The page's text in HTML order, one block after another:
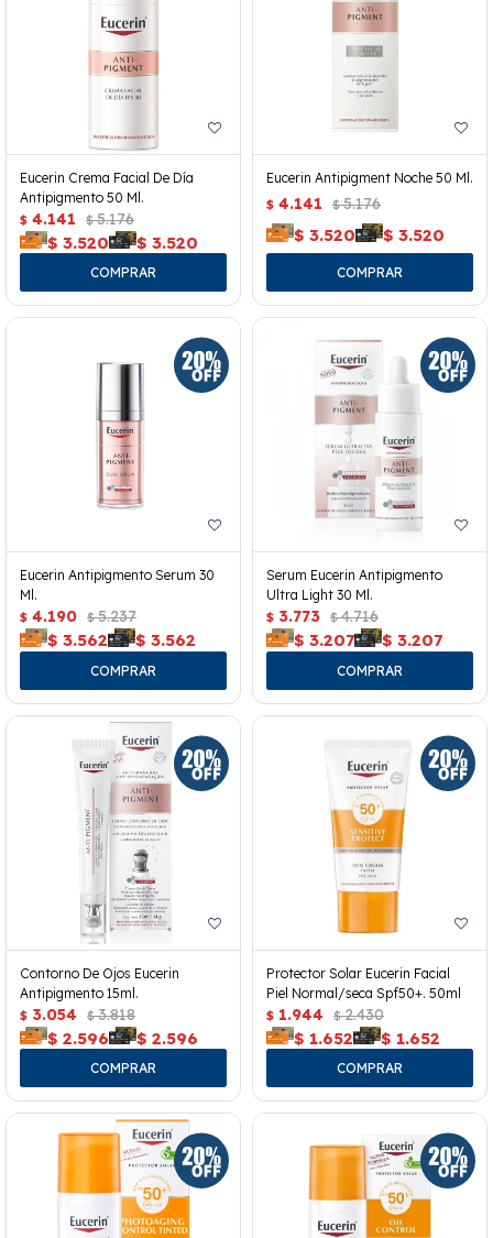
Eucerin Crema Facial De Día
Antipigmento 50 Ml.
$ 4.141 $ 5.176
$ 3.520 $ 3.520
Eucerin Antipigment Noche 50 Ml.
$ 4.141 $ 5.176
$ 3.520 $ 3.520
Eucerin Antipigmento Serum 30
Ml.
$ 4.190 $ 5.237
$ 3.562 $ 3.562
Serum Eucerin Antipigmento
Ultra Light 30 Ml.
$ 3.773 $ 4.716
$ 3.207 $ 3.207
Contorno De Ojos Eucerin
Antipigmento 15ml.
$ 3.054 $ 3.818
$ 2.596 $ 2.596
Protector Solar Eucerin Facial
Piel Normal/seca Spf50+. 50ml
$ 1.944 $ 2.430
$ 1.652 $ 1.652